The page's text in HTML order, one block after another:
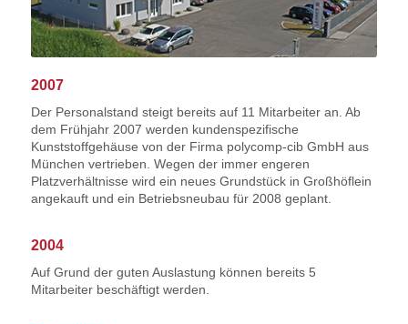
2007
Der Personalstand steigt bereits auf 11 Mitarbeiter an. Ab
dem Frühjahr 2007 werden kundenspezifische
Kunststoffgehäuse von der Firma polycomp-cib GmbH aus
München vertrieben. Wegen der immer engeren
Platzverhältnisse wird ein neues Grundstück in Großhöflein
angekauft und ein Betriebsneubau für 2008 geplant.
2004
Auf Grund der guten Auslastung können bereits 5
Mitarbeiter beschäftigt werden.